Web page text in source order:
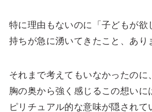
特に理由もないのに「子どもが欲
持ちが急に湧いてきたこと、あり
それまで考えてもいなかったのに
胸の奥から強く感じるこの想いに
ピリチュアル的な意味が隠されて